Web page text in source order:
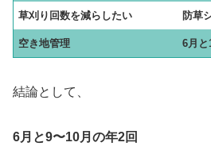
草刈り回数を減らしたい 防草
空き地管理 6月
結論として、
6月と9〜10月の年2回